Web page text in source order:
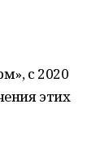
с 2020
этих